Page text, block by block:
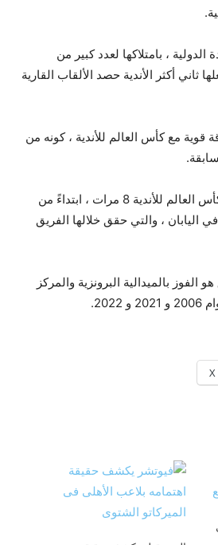
الدولية ، بامتلاكها لعدد كبير من
ثاني أكثر الأندية حصد الألقاب القارية
قوية مع كأس العالم للأندية ، كونه من
شارك المارد الأحمر في كأس العالم للأندية 8 مرات ، ابتداءً من
في اليابان ، والتي حقق خلالها الفريق
الفوز بالميدالية البرونزية والمركز
X